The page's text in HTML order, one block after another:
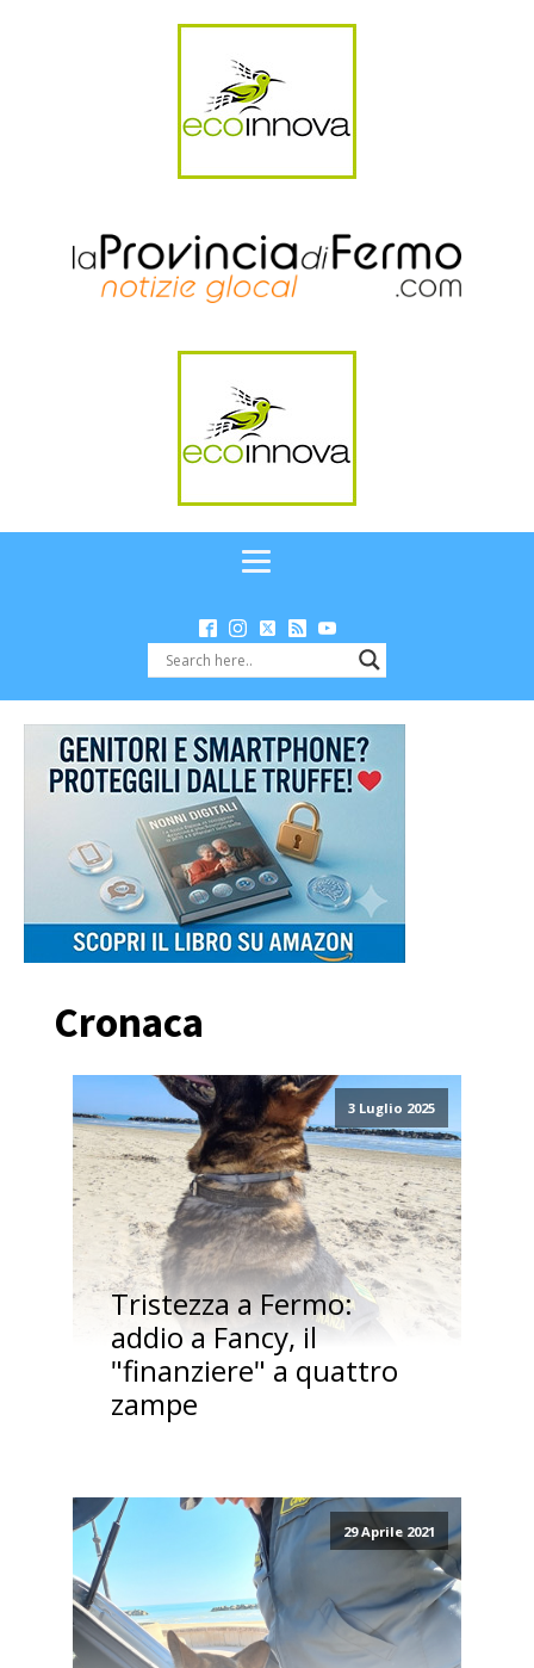
Cronaca
3 Luglio 2025
Tristezza a Fermo:
addio a Fancy, il
"finanziere" a quattro
zampe
29 Aprile 2021